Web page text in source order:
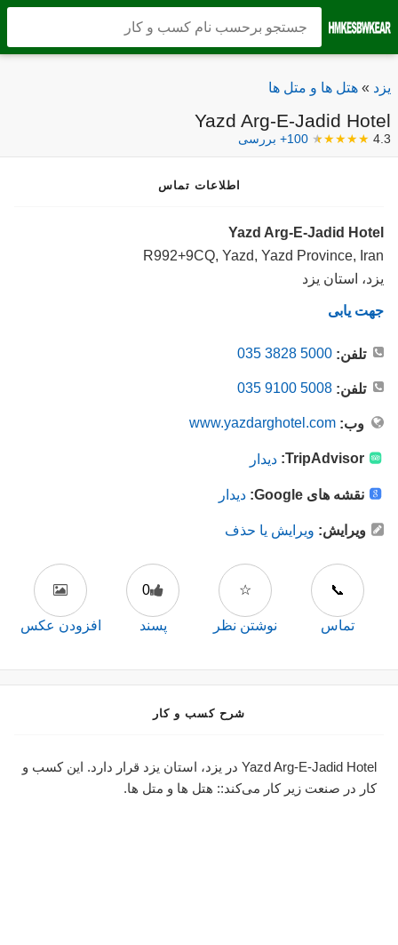
یزد » هتل ها و متل ها
Yazd Arg-E-Jadid Hotel
4.3
★★★★
★ 100+ بررسی
اطلاعات تماس
Yazd Arg-E-Jadid Hotel
R992+9CQ, Yazd, Yazd Province, Iran
یزد، استان یزد
جهت یابی
تلفن: 035 3828 5000
تلفن: 035 9100 5008
وب: www.yazdarghotel.com
TripAdvisor: دیدار
نقشه های Google: دیدار
ویرایش: ویرایش یا حذف
📞
تماس
☆
نوشتن نظر
0
پسند افزودن عکس
شرح کسب و کار
Yazd Arg-E-Jadid Hotel در یزد، استان یزد قرار دارد. این کسب و
کار در صنعت زیر کار می‌کند:: هتل ها و متل ها.